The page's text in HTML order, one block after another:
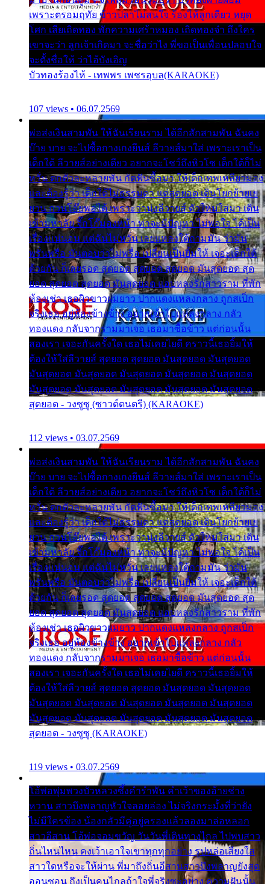
เพราะตรอมฤทัย ข้าวปลาไม่สนใจ ร้องไห้ลูกเดียว หยุด
โศก เสียเถิดทอง พักความเศร้าหมอง เถิดทองจ๋า ถึงใคร
เขาจะว่า ลูกเจ้าเกิดมา จะชื่อว่าไง พี่ขอเป็นเพื่อนปลอบใจ
จะตั้งชื่อให้ ว่าไอ้บังเอิญ
บัวทองร้องไห้ - เทพพร เพชรอุบล(KARAOKE)
107 views • 06.07.2569
พ่อส่งเงินสามพัน ให้ฉันเรียนราม ได้อีกสักสามพัน ฉันคง
บ๊าย บาย จะไปซื้อกางเกงยีนส์ ลีวายส์มาใส่ เพราะเราเป็น
เด็กใต้ ลีวายส์อย่างเดียว อยากจะโชว์ถึงหิวโซ เด็กใต้ก็ไม่
หวั่น ตกตัวละหลายพัน กัดฟันซื้อมา ให้เด็กเทพเหลียวมอง
และต้องรู้ว่า เด็กใต้ไม่ธรรมดา แต่สุดยอด เดินโยกย้ายเย
ยวน กวนโอ๊ยพอได้ เพราะว่านุ่งลีวายส์ ตัวใหม่ใส่มา เดิน
เข้ามหาลัย จิ๊กโก๊มองหน้า ท่าจะมีปัญหา ไม่พอใจ ได้เป็น
เรื่องแน่นอน แต่ฉันไม่หวั่น เลยแหลงใต้ถามมัน ว่ามัน
พรั่นพรือ มันตอบว่าไม่พรื่อ เปลี่ยนเป็นยิ้มให้ เจอะเด็กใต้
ด้วยกัน ก็เลยรอด สุดยอด สุดยอด สุดยอด มันสุดยอด สุด
ยอด สุดยอด สุดยอด มันสุดยอด แอบหลงรักสาวราม ที่พัก
ห้องเช่า เธอผิวขาวผมยาว ปากแดงแหลงกลาง ถูกสเป็ก
จริงเธอ อยู่ห้องข้างข้าง อยากเข้าไปแหลงกลาง กลัว
ทองแดง กลับจากรามมาเจอ เธอมาซื้อข้าว แต่ก่อนนั้น
สองเรา เจอะกันครั้งใด เธอไม่เคยไยดี คราวนี้เธอยิ้มให้
ต้องให้ใส่ลีวายส์ สุดยอด สุดยอด มันสุดยอด มันสุดยอด
มันสุดยอด มันสุดยอด มันสุดยอด มันสุดยอด มันสุดยอด
มันสุดยอด มันสุดยอด มันสุดยอด มันสุดยอด มันสุดยอด
สุดยอด - วงซูซู (ซาวด์ดนตรี) (KARAOKE)
112 views • 03.07.2569
พ่อส่งเงินสามพัน ให้ฉันเรียนราม ได้อีกสักสามพัน ฉันคง
บ๊าย บาย จะไปซื้อกางเกงยีนส์ ลีวายส์มาใส่ เพราะเราเป็น
เด็กใต้ ลีวายส์อย่างเดียว อยากจะโชว์ถึงหิวโซ เด็กใต้ก็ไม่
หวั่น ตกตัวละหลายพัน กัดฟันซื้อมา ให้เด็กเทพเหลียวมอง
และต้องรู้ว่า เด็กใต้ไม่ธรรมดา แต่สุดยอด เดินโยกย้ายเย
ยวน กวนโอ๊ยพอได้ เพราะว่านุ่งลีวายส์ ตัวใหม่ใส่มา เดิน
เข้ามหาลัย จิ๊กโก๊มองหน้า ท่าจะมีปัญหา ไม่พอใจ ได้เป็น
เรื่องแน่นอน แต่ฉันไม่หวั่น เลยแหลงใต้ถามมัน ว่ามัน
พรั่นพรือ มันตอบว่าไม่พรื่อ เปลี่ยนเป็นยิ้มให้ เจอะเด็กใต้
ด้วยกัน ก็เลยรอด สุดยอด สุดยอด สุดยอด มันสุดยอด สุด
ยอด สุดยอด สุดยอด มันสุดยอด แอบหลงรักสาวราม ที่พัก
ห้องเช่า เธอผิวขาวผมยาว ปากแดงแหลงกลาง ถูกสเป็ก
จริงเธอ อยู่ห้องข้างข้าง อยากเข้าไปแหลงกลาง กลัว
ทองแดง กลับจากรามมาเจอ เธอมาซื้อข้าว แต่ก่อนนั้น
สองเรา เจอะกันครั้งใด เธอไม่เคยไยดี คราวนี้เธอยิ้มให้
ต้องให้ใส่ลีวายส์ สุดยอด สุดยอด มันสุดยอด มันสุดยอด
มันสุดยอด มันสุดยอด มันสุดยอด มันสุดยอด มันสุดยอด
มันสุดยอด มันสุดยอด มันสุดยอด มันสุดยอด มันสุดยอด
สุดยอด - วงซูซู (KARAOKE)
119 views • 03.07.2569
โอ้พ่อพุ่มพวงบัวหลวงซึ้งคำรำพัน คำเว้าของอ้ายช่าง
หวาน สาวบึงพลาญหัวใจลอยล่อง ไม่จริงกระมั้งที่ว่ายัง
ไม่มีใครข้อง น้องกลัวมีคู่อยู่ครองแล้วลองมาล่อหลอก
สาวอีสาน โอ้พ่อจอมขวัญ วันวันพี่เดินทางไกล ไปพบสาว
ถิ่นไหนไหน คงเว้าเอาใจเขาทุกทุกอย่าง รูปหล่อเสียงใส
สาวใดหรือจะให้ผ่าน พี่มาถึงถิ่นอีสานสาวบึงพลาญยังสุด
ออนซอน ถึงเป็นคนไกลถ้าใจพี่จริงซะอย่าง ความฝันนั้น